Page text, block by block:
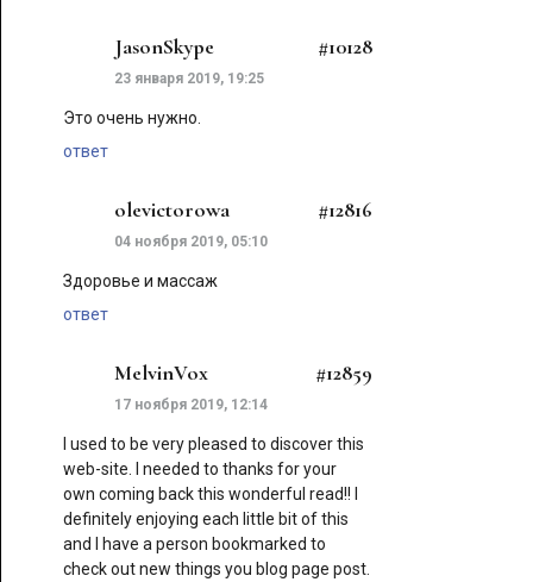
JasonSkype #10128
23 января 2019, 19:25
Это очень нужно.
ответ
olevictorowa #12816
04 ноября 2019, 05:10
Здоровье и массаж
ответ
MelvinVox #12859
17 ноября 2019, 12:14
I used to be very pleased to discover this
web-site. I needed to thanks for your
own coming back this wonderful read!! I
definitely enjoying each little bit of this
and I have a person bookmarked to
check out new things you blog page post.